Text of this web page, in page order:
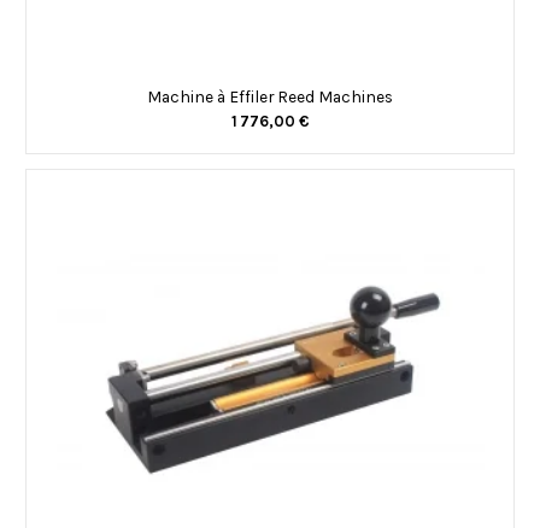
Machine à Effiler Reed Machines
1 776,00 €